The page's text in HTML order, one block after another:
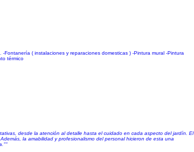
( instalaciones y reparaciones domesticas ) -Pintura mural -Pintura
térmico
desde la atención al detalle hasta el cuidado en cada aspecto del jardín. El
la amabilidad y profesionalismo del personal hicieron de esta una